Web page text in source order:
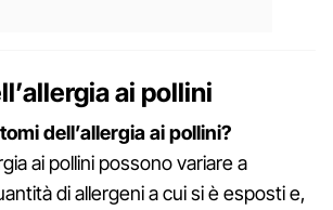
ai pollini
dell’allergia ai pollini?
ai pollini possono variare a
di allergeni a cui si è esposti e,